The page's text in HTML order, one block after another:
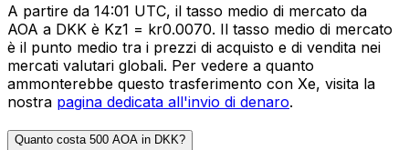
A partire da 14:01 UTC, il tasso medio di mercato da
AOA a DKK è Kz1 = kr0.0070. Il tasso medio di mercato
è il punto medio tra i prezzi di acquisto e di vendita nei
mercati valutari globali. Per vedere a quanto
ammonterebbe questo trasferimento con Xe, visita la
nostra pagina dedicata all'invio di denaro.
Quanto costa 500 AOA in DKK?